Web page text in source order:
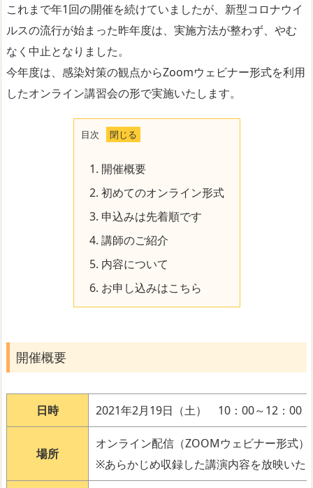
これまで年1回の開催を続けていましたが、新型コロナウイ
ルスの流行が始まった昨年度は、実施方法が整わず、やむ
なく中止となりました。
今年度は、感染対策の観点からZoomウェビナー形式を利用
したオンライン講習会の形で実施いたします。
目次
1. 開催概要
2. 初めてのオンライン形式
3. 申込みは先着順です
4. 講師のご紹介
5. 内容について
6. お申し込みはこちら
開催概要
日時 2021年2月19日（土） 10：00～12：00
場所
オンライン配信（ZOOMウェビナー形式）
※あらかじめ収録した講演内容を放映いた